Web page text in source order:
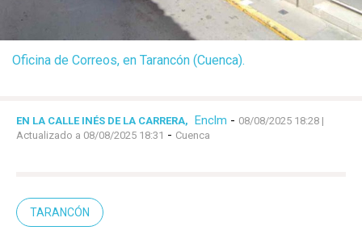
Oficina de Correos, en Tarancón (Cuenca).
EN LA CALLE INÉS DE LA CARRERA, Enclm - 08/08/2025 18:28 |
Actualizado a 08/08/2025 18:31 - Cuenca
TARANCÓN